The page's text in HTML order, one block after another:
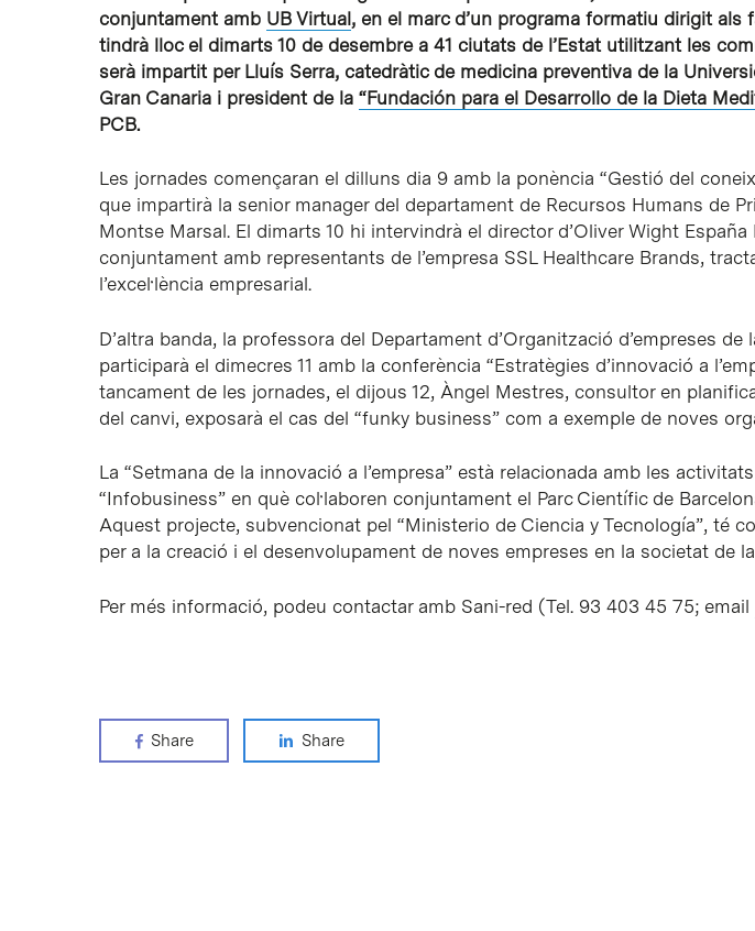
conjuntament amb UB Virtual, en el marc d’un programa formatiu dirigit als
tindrà lloc el dimarts 10 de desembre a 41 ciutats de l’Estat utilitzant les
serà impartit per Lluís Serra, catedràtic de medicina preventiva de la
Gran Canaria i president de la “Fundación para el Desarrollo de la Dieta
PCB.
Les jornades començaran el dilluns dia 9 amb la ponència “Gestió del
que impartirà la senior manager del departament de Recursos Humans de
Montse Marsal. El dimarts 10 hi intervindrà el director d’Oliver Wight España
conjuntament amb representants de l’empresa SSL Healthcare Brands,
l’excel·lència empresarial.
D’altra banda, la professora del Departament d’Organització d’empreses de
participarà el dimecres 11 amb la conferència “Estratègies d’innovació a
tancament de les jornades, el dijous 12, Àngel Mestres, consultor en
del canvi, exposarà el cas del “funky business” com a exemple de noves
La “Setmana de la innovació a l’empresa” està relacionada amb les
“Infobusiness” en què col·laboren conjuntament el Parc Científic de
Aquest projecte, subvencionat pel “Ministerio de Ciencia y Tecnología”, té
per a la creació i el desenvolupament de noves empreses en la societat de
Per més informació, podeu contactar amb Sani-red (Tel. 93 403 45 75; email
Share Share